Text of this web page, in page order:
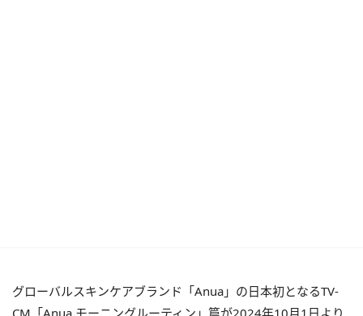
グローバルスキンケアブランド「Anua」の日本初となるTV-
CM「Anua モーニングルーティン」篇が2024年10月1日より